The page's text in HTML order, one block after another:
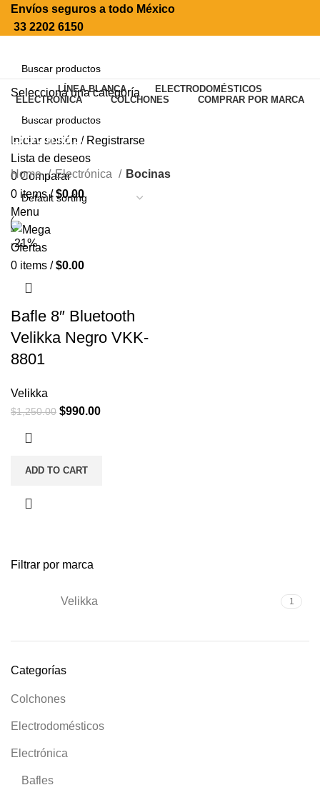
Envíos seguros a todo México
33 2202 6150
Selecciona una categoría
SEARCH
Iniciar sesión / Registrarse
Lista de deseos
0 Comparar
0 items / $0.00
Menu
0 items / $0.00
LÍNEA BLANCA
ELECTRODOMÉSTICOS
ELECTRÓNICA
COLCHONES COMPRAR POR MARCA
Bocinas
Filtrar por marca
Velikka 1
Categorías
Colchones
Electrodomésticos
Electrónica
Bafles
Home Electrónica Bocinas
-21%
Bafle 8″ Bluetooth
Velikka Negro VKK-
8801
Velikka
$1,250.00 $990.00
ADD TO CART